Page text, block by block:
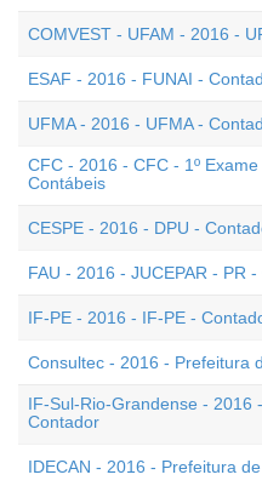
COMVEST - UFAM - 2016 -
ESAF - 2016 - FUNAI -
UFMA - 2016 - UFMA -
CFC - 2016 - CFC - 1º
Contábeis
CESPE - 2016 - DPU -
FAU - 2016 - JUCEPAR - PR
IF-PE - 2016 - IF-PE -
Consultec - 2016 - Prefeitura
IF-Sul-Rio-Grandense - 2016
Contador
IDECAN - 2016 - Prefeitura